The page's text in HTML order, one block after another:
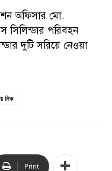
অফিসার মো.
সিলিন্ডার পরিবহন
দুটি সরিয়ে নেওয়া
লিক
Print